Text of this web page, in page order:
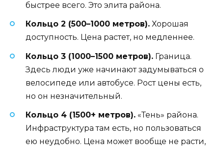
быстрее всего. Это элита района.
Кольцо 2 (500–1000 метров). Хорошая
доступность. Цена растет, но медленнее.
Кольцо 3 (1000–1500 метров). Граница.
Здесь люди уже начинают задумываться о
велосипеде или автобусе. Рост цены есть,
но он незначительный.
Кольцо 4 (1500+ метров). «Тень» района.
Инфраструктура там есть, но пользоваться
ею неудобно. Цена может вообще не расти,